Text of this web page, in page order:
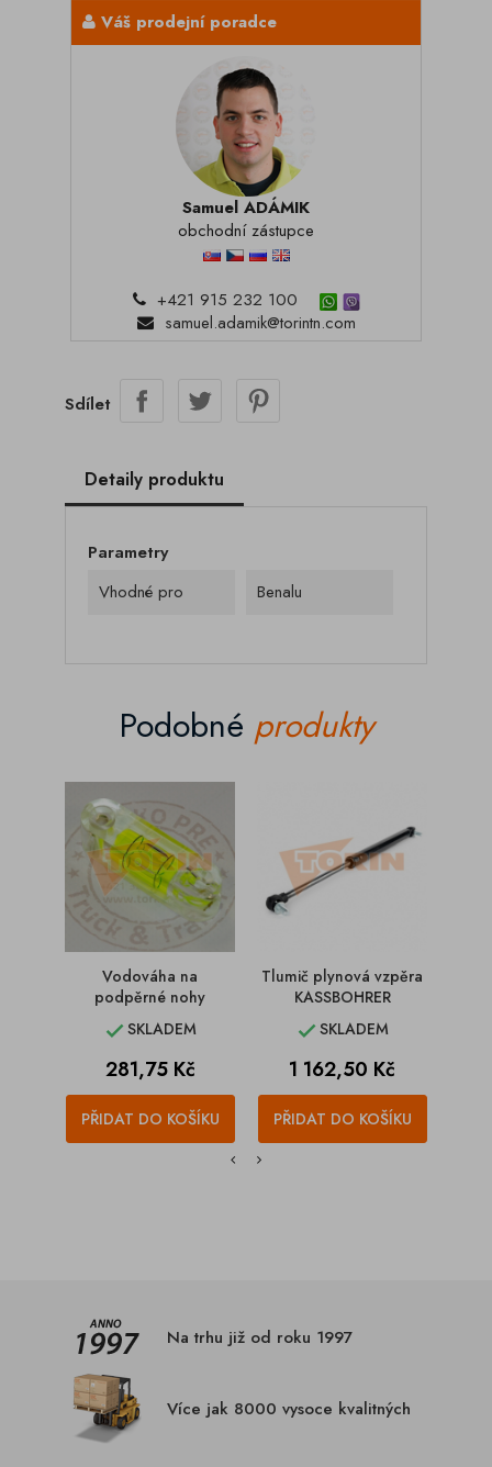
Váš prodejní poradce
Samuel ADÁMIK
obchodní zástupce
+421 915 232 100
samuel.adamik@torintn.com
Sdílet
Detaily produktu
Parametry
Vhodné pro
Benalu
Podobné produkty
Vodováha na
podpěrné nohy
SKLADEM
Cena
281,75 Kč
PŘIDAT DO KOŠÍKU
Tlumič plynová vzpěra
KASSBOHRER
SKLADEM
Cena
1 162,50 Kč
PŘIDAT DO KOŠÍKU
Na trhu již od roku 1997
Více jak 8000 vysoce kvalitných